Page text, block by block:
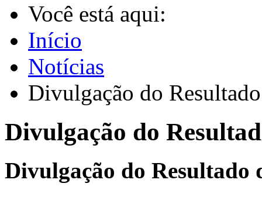
Você está aqui:
Início
Notícias
Divulgação do
Divulgação do
Divulgação do Resultado